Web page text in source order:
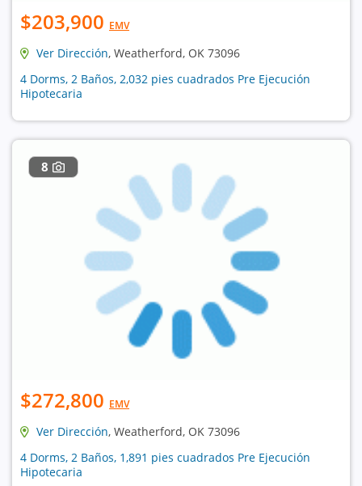
$203,900 EMV
Ver Dirección, Weatherford, OK 73096
4 Dorms, 2 Baños, 2,032 pies cuadrados Pre Ejecución
Hipotecaria
8
$272,800 EMV
Ver Dirección, Weatherford, OK 73096
4 Dorms, 2 Baños, 1,891 pies cuadrados Pre Ejecución
Hipotecaria